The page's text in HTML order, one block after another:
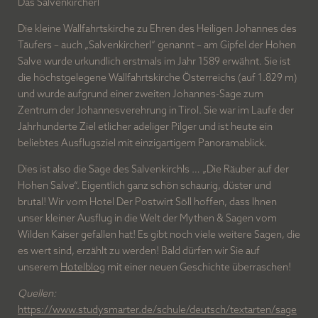
Die kleine Wallfahrtskirche zu Ehren des Heiligen Johannes des
Täufers – auch „Salvenkircherl“ genannt – am Gipfel der Hohen
Salve wurde urkundlich erstmals im Jahr 1589 erwähnt. Sie ist
die höchstgelegene Wallfahrtskirche Österreichs (auf 1.829 m)
und wurde aufgrund einer zweiten Johannes-Sage zum
Zentrum der Johannesverehrung in Tirol. Sie war im Laufe der
Jahrhunderte Ziel etlicher adeliger Pilger und ist heute ein
beliebtes Ausflugsziel mit einzigartigem Panoramablick.
Dies ist also die Sage des Salvenkirchls … „Die Räuber auf der
Hohen Salve“. Eigentlich ganz schön schaurig, düster und
brutal! Wir vom Hotel Der Postwirt Söll hoffen, dass Ihnen
unser kleiner Ausflug in die Welt der Mythen & Sagen vom
Wilden Kaiser gefallen hat! Es gibt noch viele weitere Sagen, die
es wert sind, erzählt zu werden! Bald dürfen wir Sie auf
unserem Hotelblog mit einer neuen Geschichte überraschen!
Quellen:
https://www.studysmarter.de/schule/deutsch/textarten/sage
NEWSLETTER-
ANMELDUNG
ANREDE
VORNAME
NACHNAME
E-MAIL